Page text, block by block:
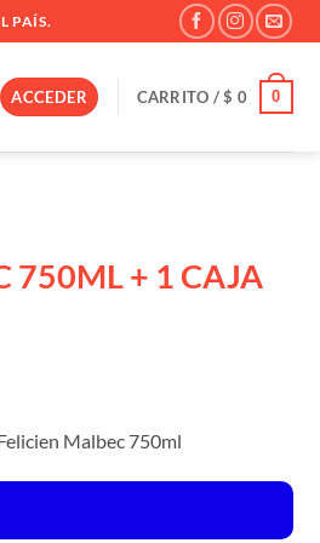
PAÍS.
ACCEDER CARRITO /$ 0 0
750ML + 1 CAJA
Malbec 750ml